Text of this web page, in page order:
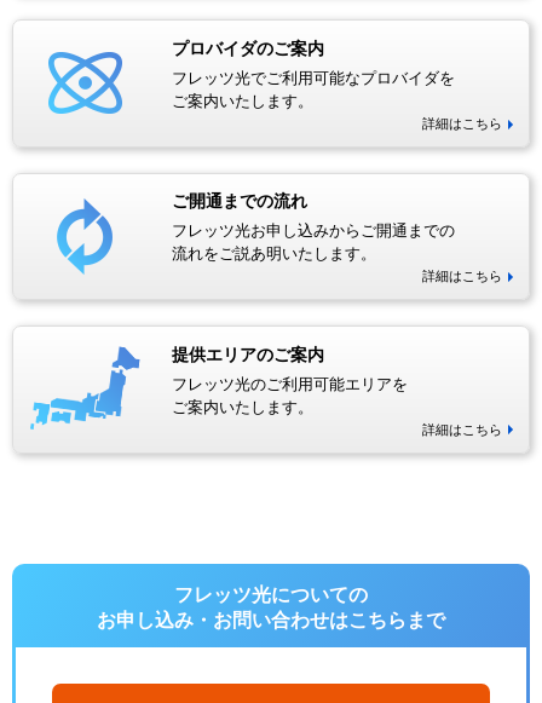
プロバイダのご案内
フレッツ光でご利用可能なプロバイダを
ご案内いたします。
詳細はこちら
ご開通までの流れ
フレッツ光お申し込みからご開通までの
流れをご説あ明いたします。
詳細はこちら
提供エリアのご案内
フレッツ光のご利用可能エリアを
ご案内いたします。
詳細はこちら
フレッツ光についての
お申し込み・お問い合わせはこちらまで